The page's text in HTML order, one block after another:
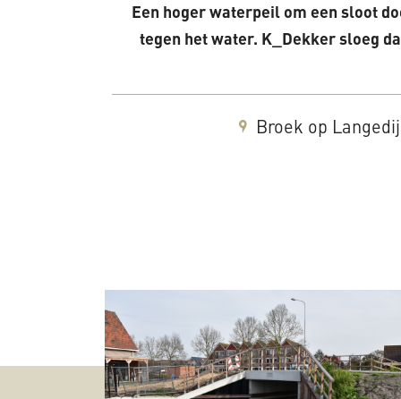
Een hoger waterpeil om een sloot
tegen het water. K_Dekker sloeg
Broek op